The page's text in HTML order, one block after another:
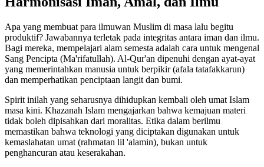
Apa yang membuat para ilmuwan Muslim di masa lalu begitu
produktif? Jawabannya terletak pada integritas antara iman dan ilmu.
Bagi mereka, mempelajari alam semesta adalah cara untuk mengenal
Sang Pencipta (Ma'rifatullah). Al-Qur'an dipenuhi dengan ayat-ayat
yang memerintahkan manusia untuk berpikir (afala tatafakkarun)
dan memperhatikan penciptaan langit dan bumi.
Spirit inilah yang seharusnya dihidupkan kembali oleh umat Islam
masa kini. Khazanah Islam mengajarkan bahwa kemajuan materi
tidak boleh dipisahkan dari moralitas. Etika dalam berilmu
memastikan bahwa teknologi yang diciptakan digunakan untuk
kemaslahatan umat (rahmatan lil 'alamin), bukan untuk
penghancuran atau keserakahan.